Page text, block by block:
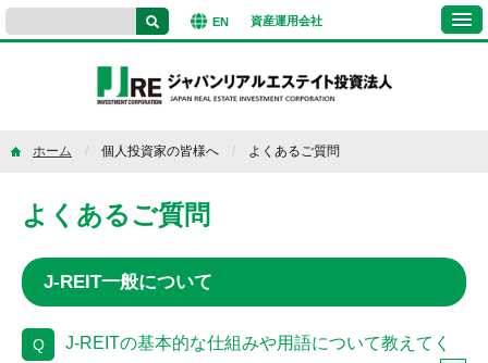
EN 資産運用会社
ホーム 個人投資家の皆様へ よくあるご質問
よくあるご質問
J-REIT一般について
Q
J-REITの基本的な仕組みや用語について教えてく